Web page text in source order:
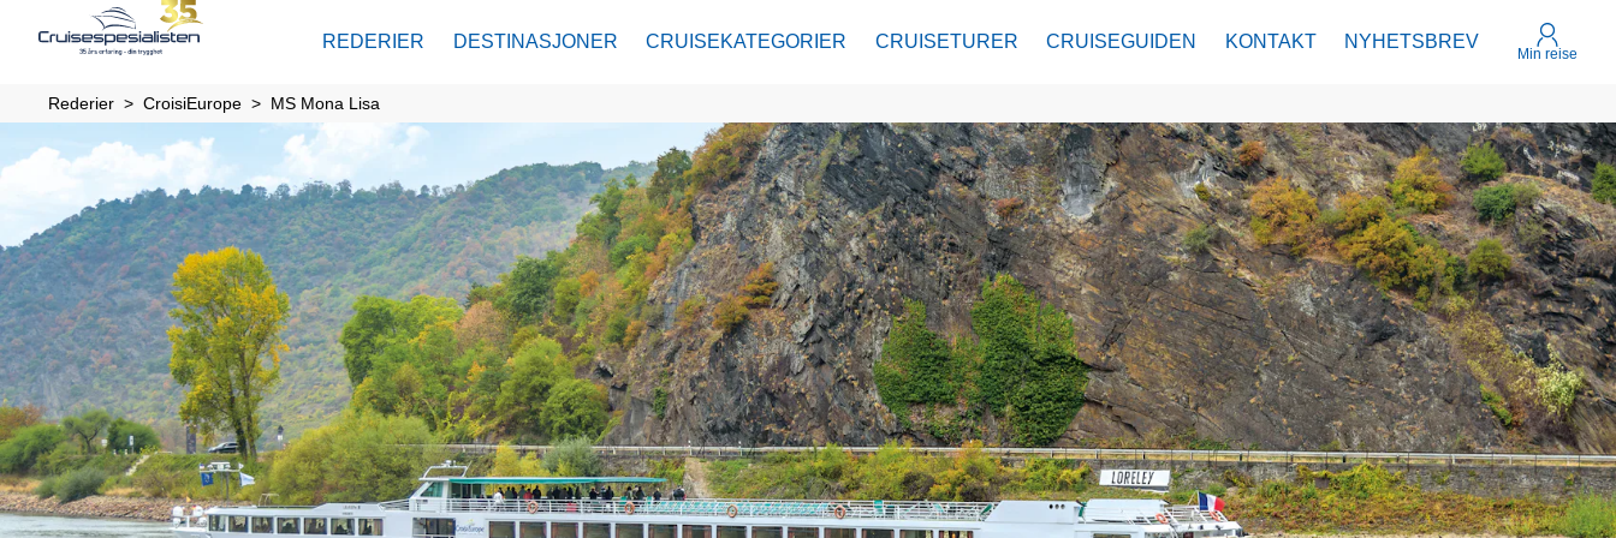
REDERIER DESTINASJONER CRUISEKATEGORIER CRUISETURER CRUISEGUIDEN KONTAKT NYHETSBREV
Min reise
Rederier CroisiEurope MS Mona Lisa